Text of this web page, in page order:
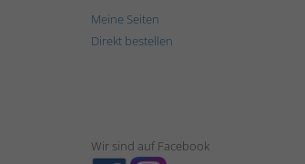
Meine Seiten
Direkt bestellen
Wir sind auf Facebook